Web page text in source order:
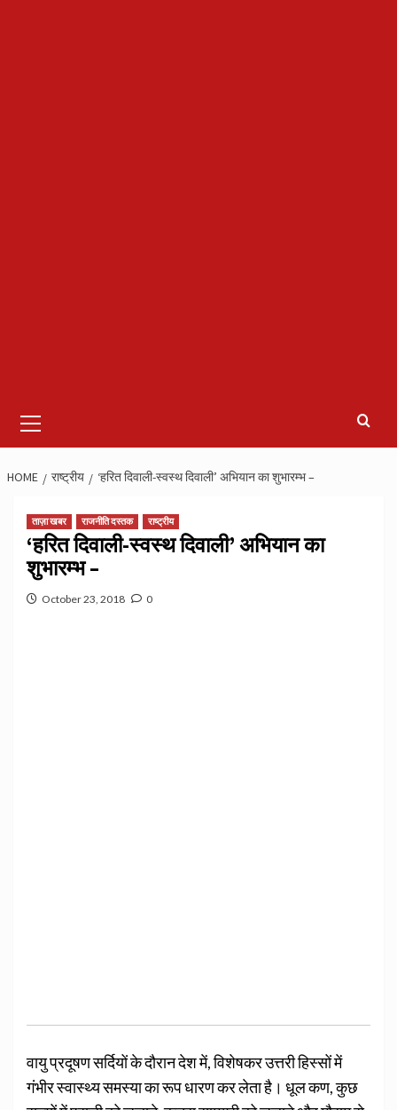
Menu
HOME राष्ट्रीय ‘हरित दिवाली-स्वस्थ दिवाली’ अभियान का शुभारम्भ –
ताज़ा खबर राजनीति दस्तक राष्ट्रीय
‘हरित दिवाली-स्वस्थ दिवाली’ अभियान का
शुभारम्भ –
October 23, 2018 0
वायु प्रदूषण सर्दियों के दौरान देश में, विशेषकर उत्तरी हिस्सों में
गंभीर स्वास्थ्य समस्या का रूप धारण कर लेता है। धूल कण, कुछ